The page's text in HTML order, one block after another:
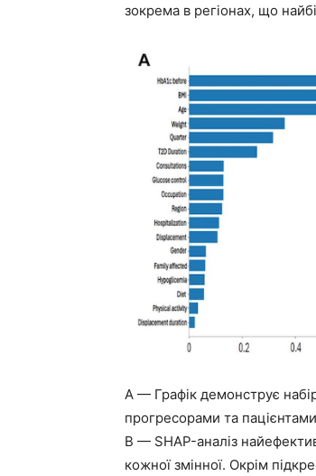
зокрема в регіонах, що
А — Графік демонструє
прогресорами та
B — SHAP-аналіз
кожної змінної. Окрім